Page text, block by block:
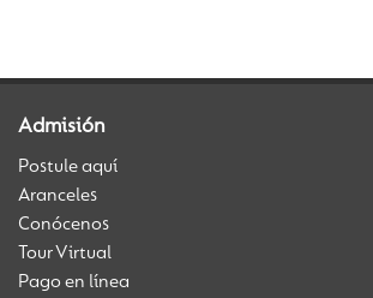
Admisión
Postule aquí
Aranceles
Conócenos
Tour Virtual
Pago en línea